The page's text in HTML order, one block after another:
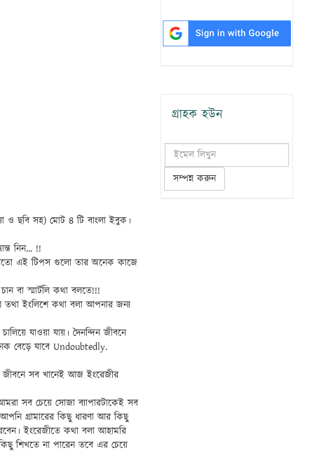
ও ছবি সহ) মোট ৪ টি বাংলা ইবুক।
নিন... !!
এই টিপস গুলো তার অনেক কাজে
বা স্মার্টলি কথা বলতে!!!
তথা ইংলিশে কথা বলা আপনার জন্য
যাওয়া যায়। দৈনন্দিন জীবনে
বেড়ে যাবে Undoubtedly.
জীবনে সব খানেই আজ ইংরেজীর
সব চেয়ে সোজা ব্যাপারটাকেই সব
গ্রামারের কিছু ধারণা আর কিছু
ইংরেজীতে কথা বলা আহামরি
শিখতে না পারেন তবে এর চেয়ে
গ্রাহক হউন
সম্পন্ন করুন